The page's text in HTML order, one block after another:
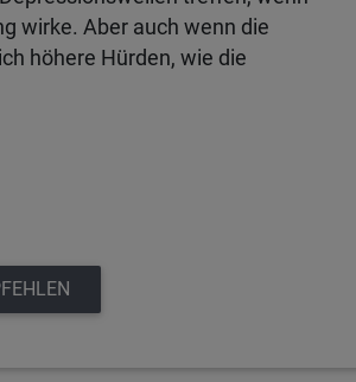
wirke. Aber auch wenn die
höhere Hürden, wie die